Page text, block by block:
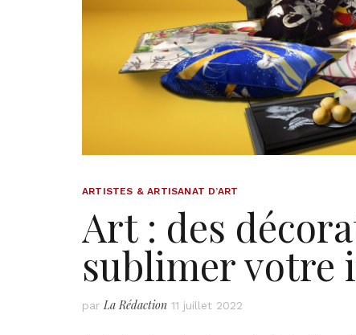
ARTISTES & ARTISANAT D’ART
Art : des
sublimer votre
par La Rédaction 11 juillet 2022